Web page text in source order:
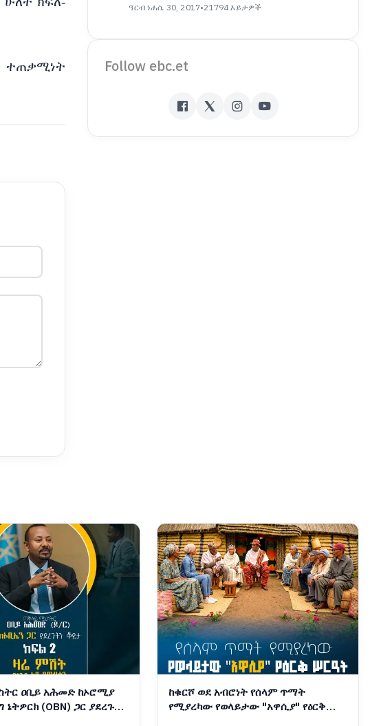
ተጠቃሚነት
ዓርብ ነሐሴ 30, 2017•21794 እይታዎች
Follow ebc.et
ዐቢይ አሕመድ ከኦሮሚያ
(OBN) ጋር ያደረጉት
ከቁርሾ ወደ አብሮነት የሰላም ጥማት
የሚያረካው የወላይታው "አዋሲያ" የዕርቅ